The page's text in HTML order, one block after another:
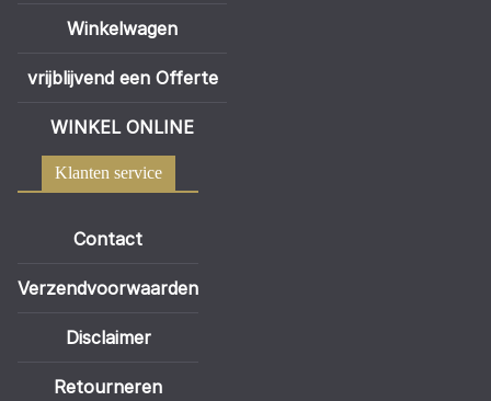
Winkelwagen
vrijblijvend een Offerte
WINKEL ONLINE
Klanten service
Contact
Verzendvoorwaarden
Disclaimer
Retourneren